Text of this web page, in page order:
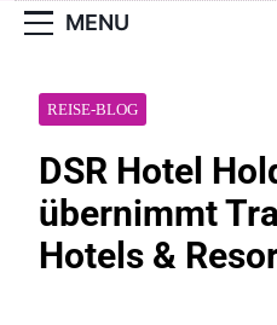
MENU
REISE-BLOG
DSR Hotel
übernimmt
Hotels &